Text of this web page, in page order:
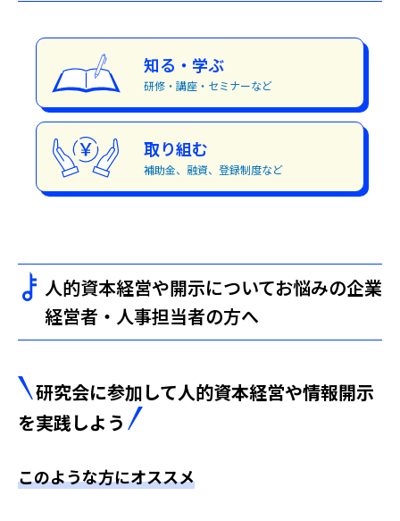
知る・学ぶ
研修・講座・セミナーなど
取り組む
補助金、融資、登録制度など
人的資本経営や開示についてお悩みの企業
経営者・人事担当者の方へ
研究会に参加して人的資本経営や情報開示
を実践しよう
このような方にオススメ